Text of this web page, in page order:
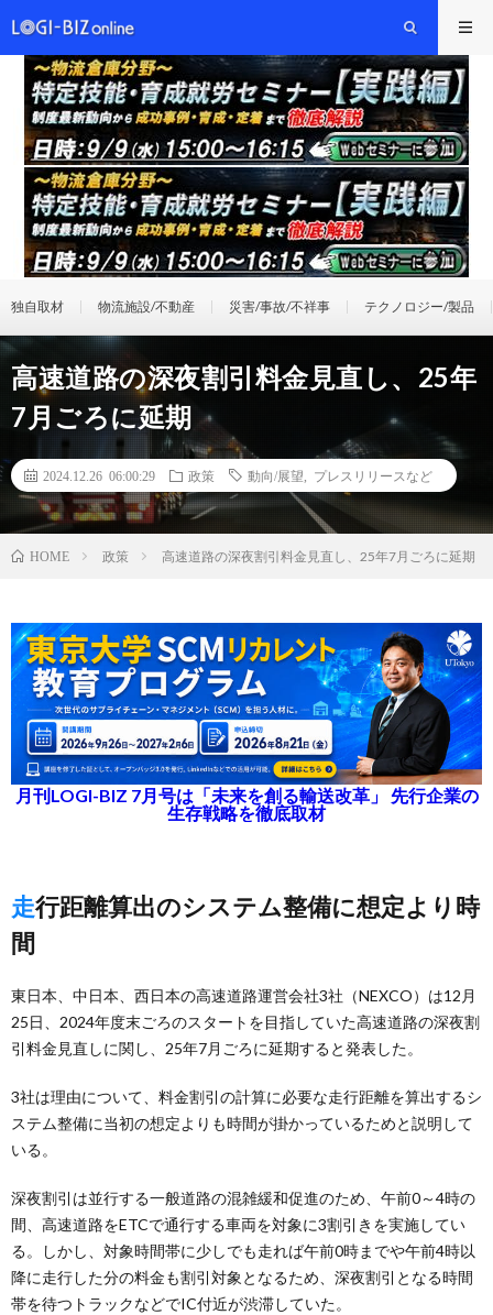
独自取材 物流施設/不動産 災害/事故/不祥事 テクノロジー/製品
高速道路の深夜割引料金見直し、25年
7月ごろに延期
2024.12.26 06:00:29 政策 動向/展望 プレスリリースなど
HOME 政策 高速道路の深夜割引料金見直し、25年7月ごろに延期
月刊LOGI-BIZ 7月号は「未来を創る輸送改革」 先行企業の
生存戦略を徹底取材
走行距離算出のシステム整備に想定より時
間
東日本、中日本、西日本の高速道路運営会社3社（NEXCO）は12月
25日、2024年度末ごろのスタートを目指していた高速道路の深夜割
引料金見直しに関し、25年7月ごろに延期すると発表した。
3社は理由について、料金割引の計算に必要な走行距離を算出するシ
ステム整備に当初の想定よりも時間が掛かっているためと説明して
いる。
深夜割引は並行する一般道路の混雑緩和促進のため、午前0～4時の
間、高速道路をETCで通行する車両を対象に3割引きを実施してい
る。しかし、対象時間帯に少しでも走れば午前0時までや午前4時以
降に走行した分の料金も割引対象となるため、深夜割引となる時間
帯を待つトラックなどでIC付近が渋滞していた。